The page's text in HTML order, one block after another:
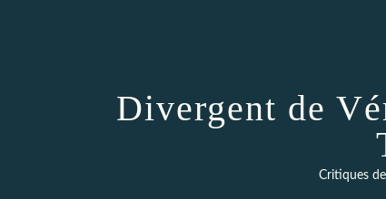
Divergent de
Critiques